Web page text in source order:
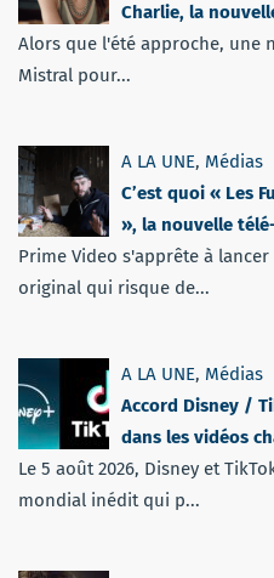
Charlie, la
Alors que l'été approche, une
Mistral pour...
A LA UNE, Médias
C’est quoi « Les
», la nouvelle
Prime Video s'apprête à
original qui risque de...
A LA UNE, Médias
Accord Disney /
dans les vidéos
Le 5 août 2026, Disney et
mondial inédit qui p...